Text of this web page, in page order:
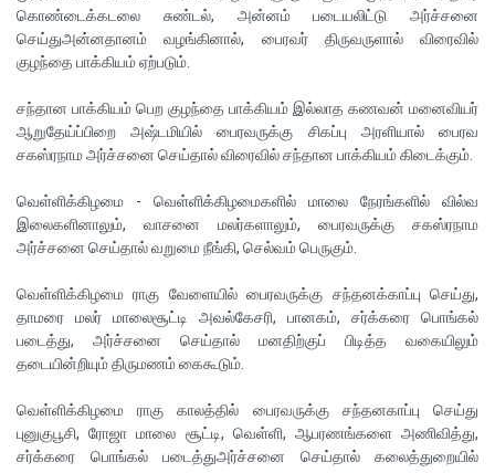
கொண்டைக்கடலை சுண்டல், அன்னம் படையலிட்டு அர்ச்சனை
செய்துஅன்னதானம் வழங்கினால், பைரவர் திருவருளால் விரைவில்
குழந்தை பாக்கியம் ஏற்படும்.
சந்தான பாக்கியம் பெற குழந்தை பாக்கியம் இல்லாத கணவன் மனைவியர்
ஆறுதேய்ப்பிறை அஷ்டமியில் பைரவருக்கு சிகப்பு அரளியால் பைரவ
சகஸ்ரநாம அர்ச்சனை செய்தால் விரைவில் சந்தான பாக்கியம் கிடைக்கும்.
வெள்ளிக்கிழமை - வெள்ளிக்கிழமைகளில் மாலை நேரங்களில் வில்வ
இலைகளினாலும், வாசனை மலர்களாலும், பைரவருக்கு சகஸ்ரநாம
அர்ச்சனை செய்தால் வறுமை நீங்கி, செல்வம் பெருகும்.
வெள்ளிக்கிழமை ராகு வேளையில் பைரவருக்கு சந்தனக்காப்பு செய்து,
தாமரை மலர் மாலைசூட்டி அவல்கேசரி, பானகம், சர்க்கரை பொங்கல்
படைத்து, அர்ச்சனை செய்தால் மனதிற்குப் பிடித்த வகையிலும்
தடையின்றியும் திருமணம் கைகூடும்.
வெள்ளிக்கிழமை ராகு காலத்தில் பைரவருக்கு சந்தனகாப்பு செய்து
புனுகுபூசி, ரோஜா மாலை சூட்டி, வெள்ளி, ஆபரணங்களை அணிவித்து,
சர்க்கரை பொங்கல் படைத்துஅர்ச்சனை செய்தால் கலைத்துறையில்